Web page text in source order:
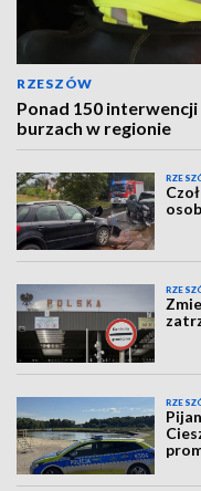
RZESZÓW
Ponad 150
burzach w regionie